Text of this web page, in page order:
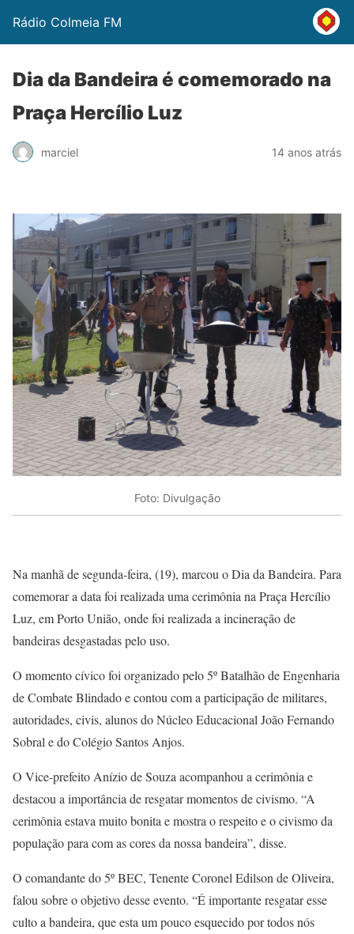
Rádio Colmeia FM
Dia da Bandeira é comemorado na
Praça Hercílio Luz
marciel 14 anos atrás
Foto: Divulgação
Na manhã de segunda-feira, (19), marcou o Dia da Bandeira. Para
comemorar a data foi realizada uma cerimônia na Praça Hercílio
Luz, em Porto União, onde foi realizada a incineração de
bandeiras desgastadas pelo uso.
O momento cívico foi organizado pelo 5º Batalhão de Engenharia
de Combate Blindado e contou com a participação de militares,
autoridades, civis, alunos do Núcleo Educacional João Fernando
Sobral e do Colégio Santos Anjos.
O Vice-prefeito Anízio de Souza acompanhou a cerimônia e
destacou a importância de resgatar momentos de civismo. “A
cerimônia estava muito bonita e mostra o respeito e o civismo da
população para com as cores da nossa bandeira”, disse.
O comandante do 5º BEC, Tenente Coronel Edilson de Oliveira,
falou sobre o objetivo desse evento. “É importante resgatar esse
culto a bandeira, que esta um pouco esquecido por todos nós